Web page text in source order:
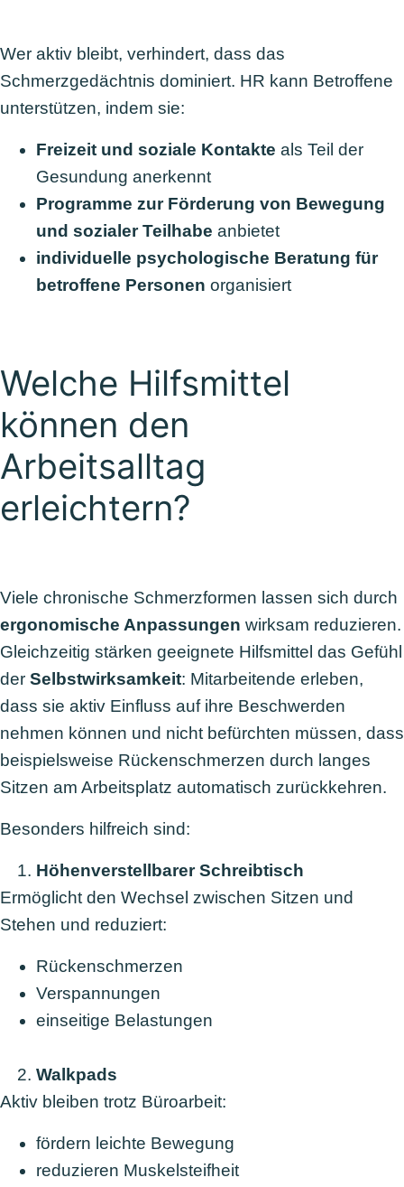
Wer aktiv bleibt, verhindert, dass das
Schmerzgedächtnis dominiert. HR kann Betroffene
unterstützen, indem sie:
Freizeit und soziale Kontakte als Teil der
Gesundung anerkennt
Programme zur Förderung von Bewegung
und sozialer Teilhabe anbietet
individuelle psychologische Beratung für
betroffene Personen organisiert
Welche Hilfsmittel
können den
Arbeitsalltag
erleichtern?
Viele chronische Schmerzformen lassen sich durch
ergonomische Anpassungen wirksam reduzieren.
Gleichzeitig stärken geeignete Hilfsmittel das Gefühl
der Selbstwirksamkeit: Mitarbeitende erleben,
dass sie aktiv Einfluss auf ihre Beschwerden
nehmen können und nicht befürchten müssen, dass
beispielsweise Rückenschmerzen durch langes
Sitzen am Arbeitsplatz automatisch zurückkehren.
Besonders hilfreich sind:
Höhenverstellbarer Schreibtisch
Ermöglicht den Wechsel zwischen Sitzen und
Stehen und reduziert:
Rückenschmerzen
Verspannungen
einseitige Belastungen
Walkpads
Aktiv bleiben trotz Büroarbeit:
fördern leichte Bewegung
reduzieren Muskelsteifheit